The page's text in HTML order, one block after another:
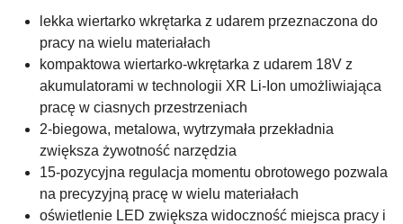
lekka wiertarko wkrętarka z udarem przeznaczona do
pracy na wielu materiałach
kompaktowa wiertarko-wkrętarka z udarem 18V z
akumulatorami w technologii XR Li-Ion umożliwiająca
pracę w ciasnych przestrzeniach
2-biegowa, metalowa, wytrzymała przekładnia
zwiększa żywotność narzędzia
15-pozycyjna regulacja momentu obrotowego pozwala
na precyzyjną pracę w wielu materiałach
oświetlenie LED zwiększa widoczność miejsca pracy i